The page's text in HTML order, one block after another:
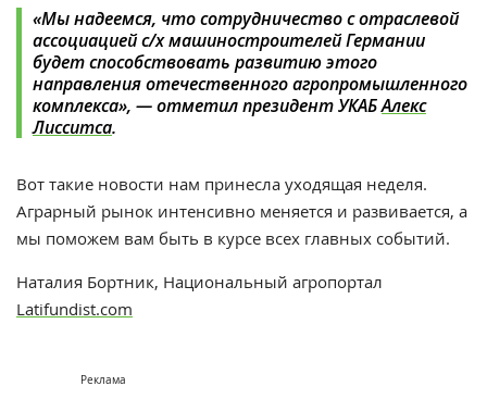
«Мы надеемся, что сотрудничество с отраслевой
ассоциацией с/х машиностроителей Германии
будет способствовать развитию этого
направления отечественного агропромышленного
комплекса», — отметил президент УКАБАлекс
Лисситса.
Вот такие новости нам принесла уходящая неделя.
Аграрный рынок интенсивно меняется и развивается, а
мы поможем вам быть в курсе всех главных событий.
Наталия Бортник, Национальный агропортал
Latifundist.com
Реклама